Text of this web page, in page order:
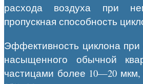
расхода воздуха при
пропускная способность
Эффективность циклона при
насыщенного обычной
частицами более 10—20 мкм,